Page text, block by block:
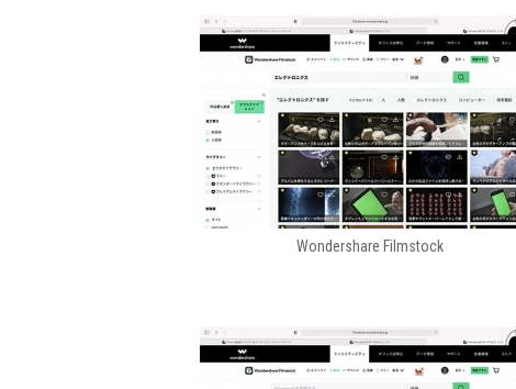
Wondershare Filmstock